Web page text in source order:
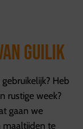
Guilik
Heb
rustige week?
gaan we
maaltijden te